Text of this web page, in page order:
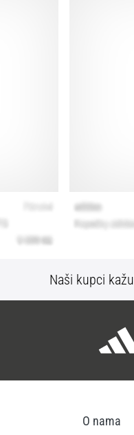
Naši kupci kažu
O nama